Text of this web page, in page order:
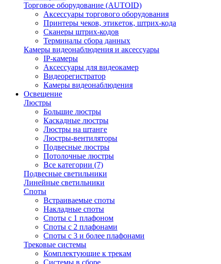
Торговое оборудование (AUTOID)
Аксессуары торгового оборудования
Принтеры чеков, этикеток, штрих-кода
Сканеры штрих-кодов
Терминалы сбора данных
Камеры видеонаблюдения и аксессуары
IP-камеры
Аксессуары для видеокамер
Видеорегистратор
Камеры видеонаблюдения
Освещение
Люстры
Большие люстры
Каскадные люстры
Люстры на штанге
Люстры-вентиляторы
Подвесные люстры
Потолочные люстры
Все категории (7)
Подвесные светильники
Линейные светильники
Споты
Встраиваемые споты
Накладные споты
Споты с 1 плафоном
Споты с 2 плафонами
Споты с 3 и более плафонами
Трековые системы
Комплектующие к трекам
Системы в сборе